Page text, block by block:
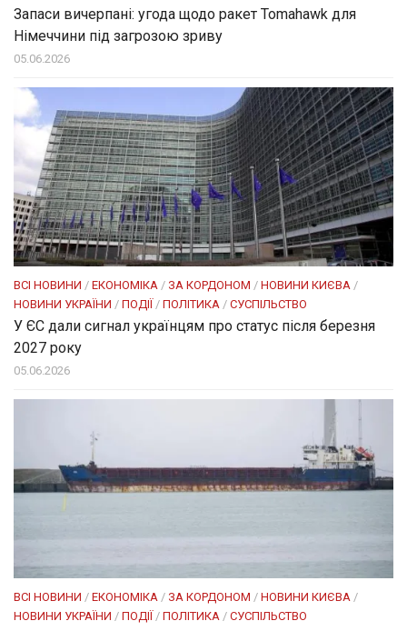
Запаси вичерпані: угода щодо ракет Tomahawk для
Німеччини під загрозою зриву
05.06.2026
ВСІ НОВИНИ / ЕКОНОМІКА / ЗА КОРДОНОМ / НОВИНИ КИЄВА /
НОВИНИ УКРАЇНИ / ПОДІЇ / ПОЛІТИКА / СУСПІЛЬСТВО
У ЄС дали сигнал українцям про статус після березня
2027 року
05.06.2026
ВСІ НОВИНИ / ЕКОНОМІКА / ЗА КОРДОНОМ / НОВИНИ КИЄВА /
НОВИНИ УКРАЇНИ / ПОДІЇ / ПОЛІТИКА / СУСПІЛЬСТВО